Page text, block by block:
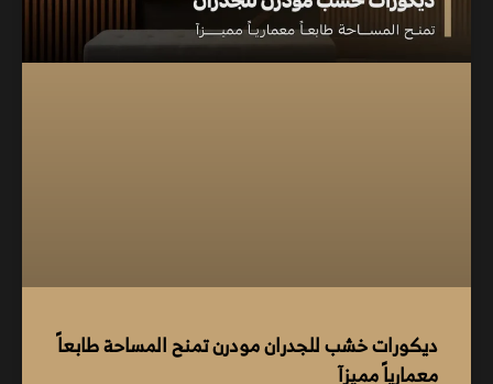
ديكورات خشب للجدران مودرن تمنح المساحة طابعاً
معمارياً مميزآ